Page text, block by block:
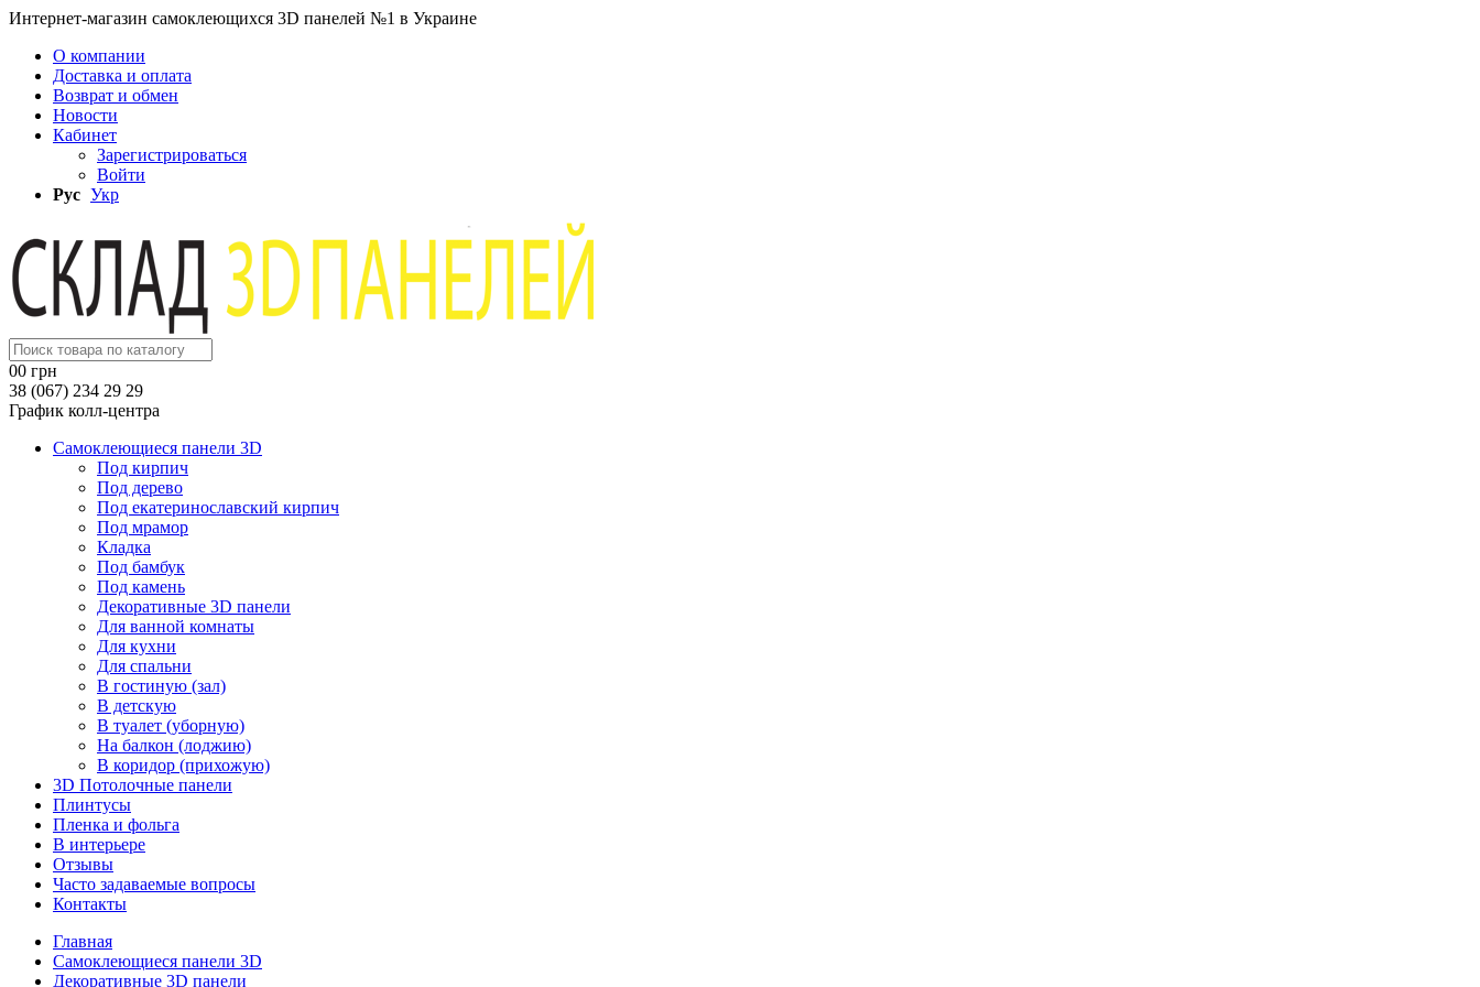
Интернет-магазин самоклеющихся 3D панелей №1 в Украине
О компании
Доставка и оплата
Возврат и обмен
Новости
Кабинет
Зарегистрироваться
Войти
Рус Укр
00 грн
38 (067) 234 29 29
График колл-центра
Самоклеющиеся панели 3D
Под кирпич
Под дерево
Под екатеринославский кирпич
Под мрамор
Кладка
Под бамбук
Под камень
Декоративные 3D панели
Для ванной комнаты
Для кухни
Для спальни
В гостиную (зал)
В детскую
В туалет (уборную)
На балкон (лоджию)
В коридор (прихожую)
3D Потолочные панели
Плинтусы
Пленка и фольга
В интерьере
Отзывы
Часто задаваемые вопросы
Контакты
Главная
Самоклеющиеся панели 3D
Декоративные 3D панели